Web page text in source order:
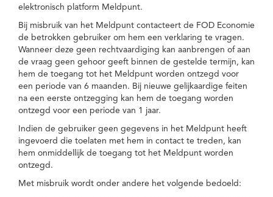
elektronisch platform Meldpunt.
Bij misbruik van het Meldpunt contacteert de FOD Economie
de betrokken gebruiker om hem een verklaring te vragen.
Wanneer deze geen rechtvaardiging kan aanbrengen of aan
de vraag geen gehoor geeft binnen de gestelde termijn, kan
hem de toegang tot het Meldpunt worden ontzegd voor
een periode van 6 maanden. Bij nieuwe gelijkaardige feiten
na een eerste ontzegging kan hem de toegang worden
ontzegd voor een periode van 1 jaar.
Indien de gebruiker geen gegevens in het Meldpunt heeft
ingevoerd die toelaten met hem in contact te treden, kan
hem onmiddellijk de toegang tot het Meldpunt worden
ontzegd.
Met misbruik wordt onder andere het volgende bedoeld: